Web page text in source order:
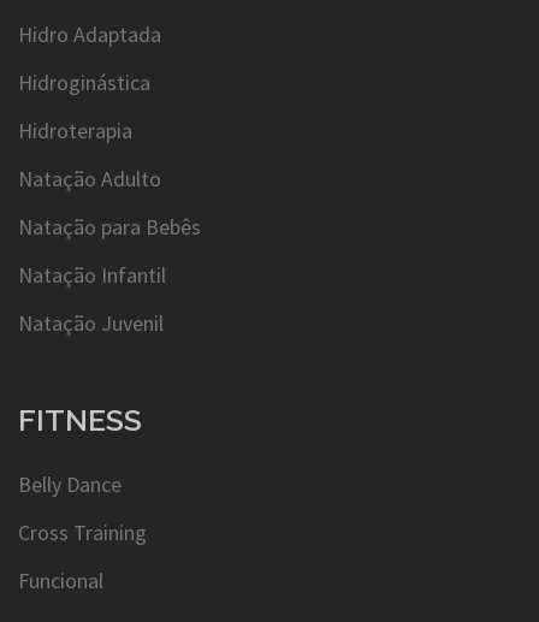
Hidro Adaptada
Hidroginástica
Hidroterapia
Natação Adulto
Natação para Bebês
Natação Infantil
Natação Juvenil
FITNESS
Belly Dance
Cross Training
Funcional